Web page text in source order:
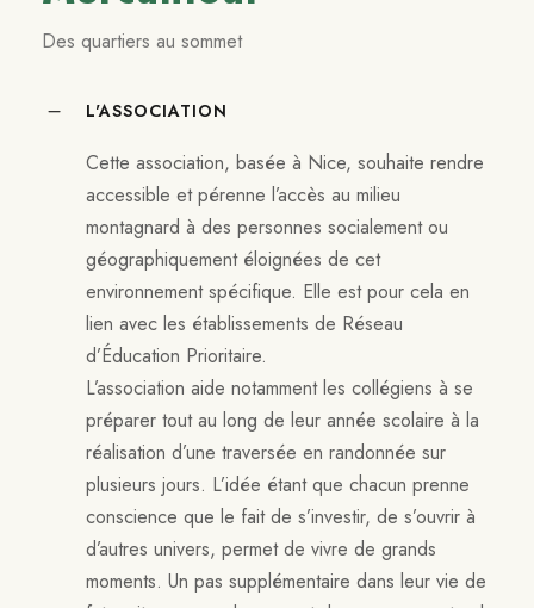
Des quartiers au sommet
L'ASSOCIATION
Cette association, basée à Nice, souhaite rendre
accessible et pérenne l’accès au milieu
montagnard à des personnes socialement ou
géographiquement éloignées de cet
environnement spécifique. Elle est pour cela en
lien avec les établissements de Réseau
d’Éducation Prioritaire.
L’association aide notamment les collégiens à se
préparer tout au long de leur année scolaire à la
réalisation d’une traversée en randonnée sur
plusieurs jours. L’idée étant que chacun prenne
conscience que le fait de s’investir, de s’ouvrir à
d’autres univers, permet de vivre de grands
moments. Un pas supplémentaire dans leur vie de